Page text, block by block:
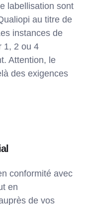
labellisation sont
au titre de
instances de
1, 2 ou 4
Attention, le
des exigences
conformité avec
en
de vos